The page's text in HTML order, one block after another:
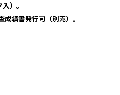
）。
成績書発行可（別売）。